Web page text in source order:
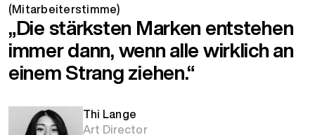
(Mitarbeiterstimme)
„Die stärksten Marken entstehen
immer dann, wenn alle wirklich an
einem Strang ziehen.“
Thi Lange
Art Director